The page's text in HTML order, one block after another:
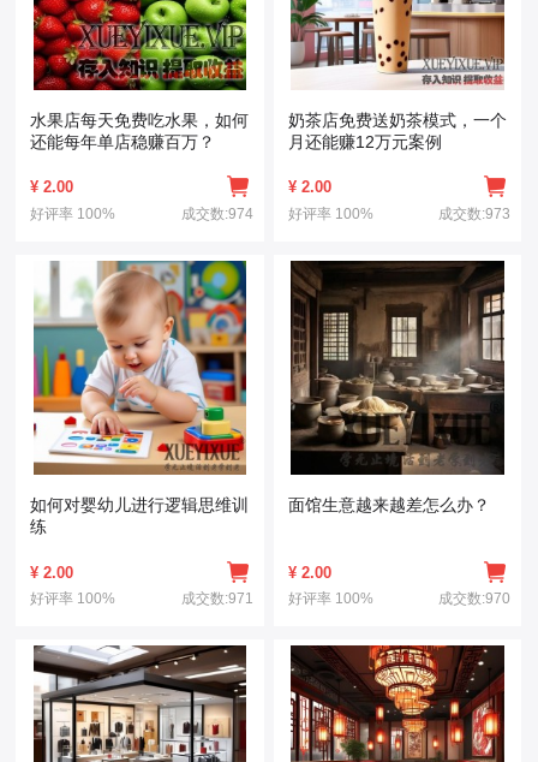
水果店每天免费吃水果，如何
还能每年单店稳赚百万？
¥2.00
好评率 100% 成交数:974
奶茶店免费送奶茶模式，一个
月还能赚12万元案例
¥ 2.00
好评率 100% 成交数:973
如何对婴幼儿进行逻辑思维训
练
¥2.00
好评率 100% 成交数:971
面馆生意越来越差怎么办？
¥ 2.00
好评率 100% 成交数:970